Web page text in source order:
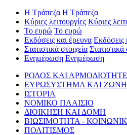
Η Τράπεζα Η Τράπεζα
Κύριες λειτουργίες Κύριες
Το ευρώ Το ευρώ
Εκδόσεις και έρευνα Εκδόσεις
Στατιστικά στοιχεία Στατιστικά
Ενημέρωση Ενημέρωση
ΡΟΛΟΣ ΚΑΙ
ΕΥΡΩΣΥΣΤΗΜΑ ΚΑΙ
ΙΣΤΟΡΙΑ
ΝΟΜΙΚΟ ΠΛΑΙΣΙΟ
ΔΙΟΙΚΗΣΗ ΚΑΙ ΔΟΜΗ
ΒΙΩΣΙΜΟΤΗΤΑ -
ΠΟΛΙΤΙΣΜΟΣ